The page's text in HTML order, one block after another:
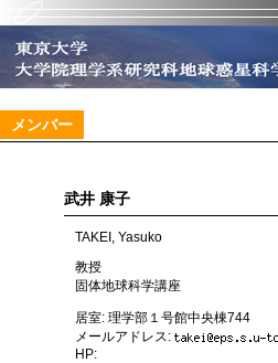
メンバー
武井 康子
TAKEI, Yasuko
教授
固体地球科学講座
居室: 理学部１号館中央棟744
メールアドレス:
HP: